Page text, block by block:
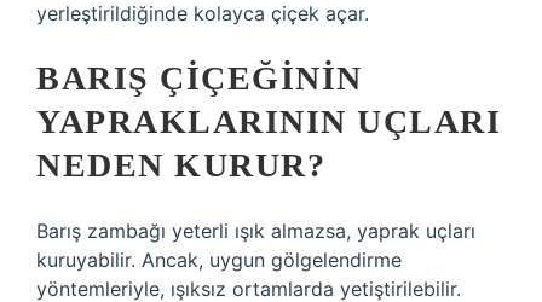
yerleştirildiğinde kolayca çiçek açar.
BARIŞ ÇIÇEĞININ
YAPRAKLARININ UÇLARI
NEDEN KURUR?
Barış zambağı yeterli ışık almazsa, yaprak uçları
kuruyabilir. Ancak, uygun gölgelendirme
yöntemleriyle, ışıksız ortamlarda yetiştirilebilir.